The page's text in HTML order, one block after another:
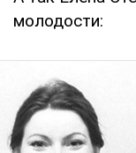
молодости: